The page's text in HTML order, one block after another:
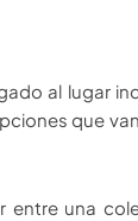
al lugar
que
una